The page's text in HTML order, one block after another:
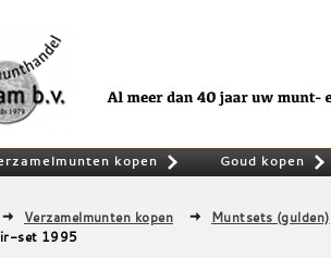
kopen Goud kopen
Verzamelmunten kopen
Muntsets (gulden)
set 1995